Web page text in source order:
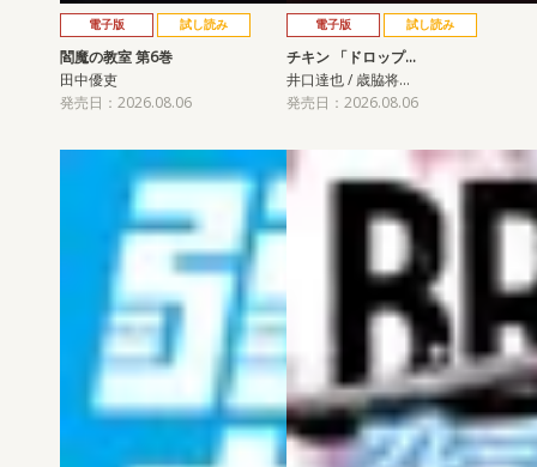
電子版 試し読み
閻魔の教室 第6巻
田中優吏
発売日：2026.08.06
電子版 試し読み
チキン 「ドロップ…
井口達也 / 歳脇将…
発売日：2026.08.06